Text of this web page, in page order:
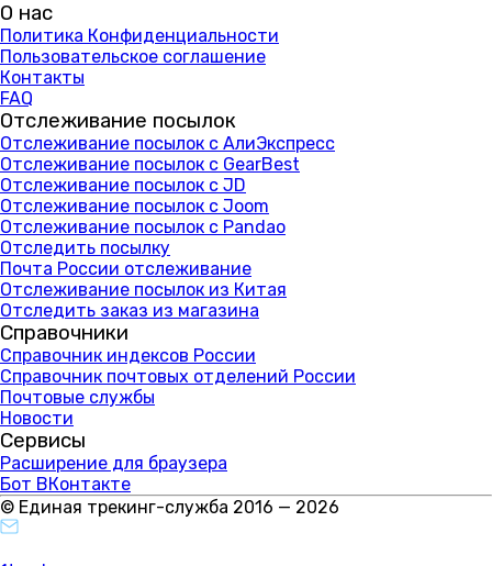
О нас
Политика Конфиденциальности
Пользовательское соглашение
Контакты
FAQ
Отслеживание посылок
Отслеживание посылок с АлиЭкспресс
Отслеживание посылок с GearBest
Отслеживание посылок с JD
Отслеживание посылок с Joom
Отслеживание посылок с Pandao
Отследить посылку
Почта России отслеживание
Отслеживание посылок из Китая
Отследить заказ из магазина
Справочники
Справочник индексов России
Справочник почтовых отделений России
Почтовые службы
Новости
Сервисы
Расширение для браузера
Бот ВКонтакте
© Единая трекинг-служба 2016 — 2026